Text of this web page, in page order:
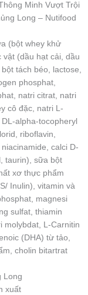
Minh Vượt Trội
Long – Nutifood
(bột whey khử
vật (dầu hạt cải, dầu
tách béo, lactose,
phosphat,
natri citrat, natri
cô đặc, natri L-
alpha-tocopheryl
riboflavin,
calci D-
taurin), sữa bột
xơ thực phẩm
Inulin), vitamin và
magnesi
sulfat, thiamin
molybdat, L-Carnitin
(DHA) từ tảo,
cholin bitartrat
Long
xuất